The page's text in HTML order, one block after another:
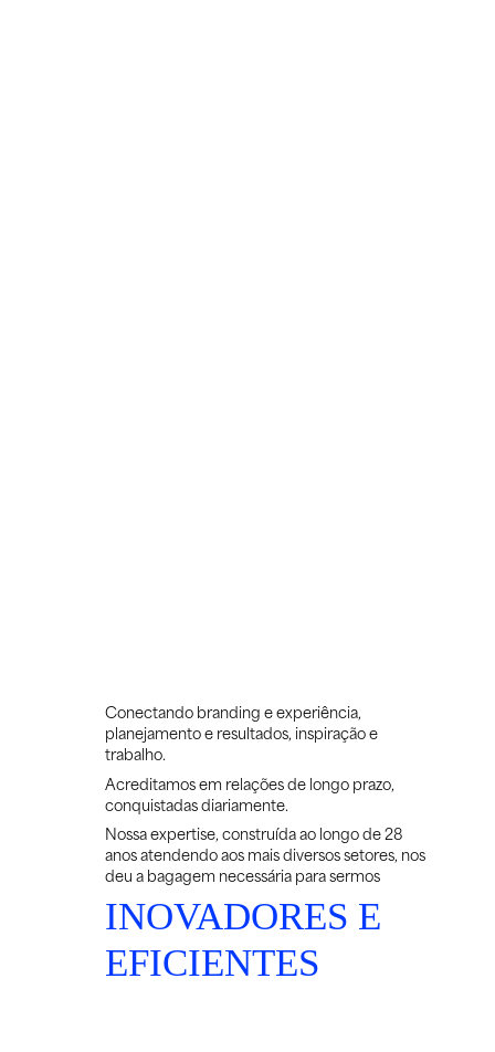
Conectando branding e experiência,
planejamento e resultados, inspiração e
trabalho.
Acreditamos em relações de longo prazo,
conquistadas diariamente.
Nossa expertise, construída ao longo de 28
anos atendendo aos mais diversos setores, nos
deu a bagagem necessária para sermos
INOVADORES E
EFICIENTES